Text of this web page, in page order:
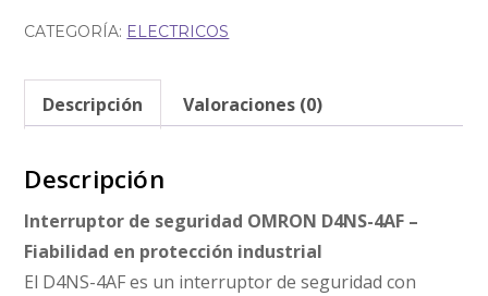
CATEGORÍA: ELECTRICOS
Descripción Valoraciones (0)
Descripción
Interruptor de seguridad OMRON D4NS-4AF –
Fiabilidad en protección industrial
El D4NS-4AF es un interruptor de seguridad con